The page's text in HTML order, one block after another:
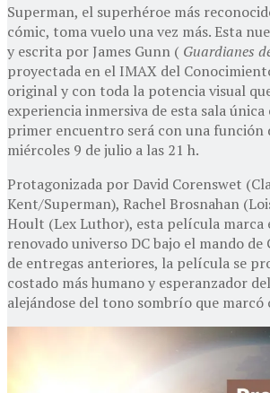
Superman, el superhéroe más
cómic, toma vuelo una vez más. Esta
y escrita por James Gunn ( Guardianes
proyectada en el IMAX del
original y con toda la potencia visual
experiencia inmersiva de esta sala
primer encuentro será con una función
miércoles 9 de julio a las 21 h.
Protagonizada por David Corenswet
Kent/Superman), Rachel Brosnahan
Hoult (Lex Luthor), esta película marca
renovado universo DC bajo el mando
de entregas anteriores, la película se
costado más humano y esperanzador
alejándose del tono sombrío que marcó